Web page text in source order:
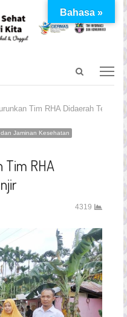
Open
Tim RHA Didaerah
Jaminan Kesehatan
Tim RHA
4319
Bahasa »